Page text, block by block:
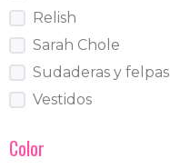
Relish
Sarah Chole
Sudaderas y felpas
Vestidos
Color